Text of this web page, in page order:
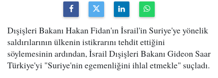
Dışişleri Bakanı Hakan Fidan'ın İsrail'in Suriye'ye yönelik
saldırılarının ülkenin istikrarını tehdit ettiğini
söylemesinin ardından, İsrail Dışişleri Bakanı Gideon Saar
Türkiye'yi "Suriye'nin egemenliğini ihlal etmekle" suçladı.